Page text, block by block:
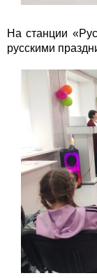
На станции
русскими